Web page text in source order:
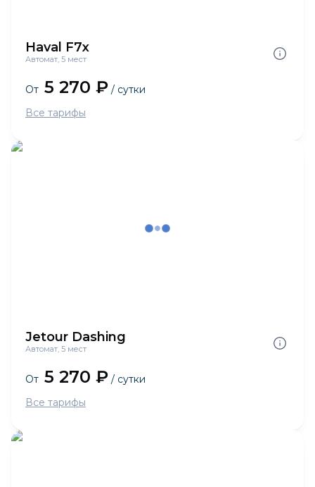
Haval F7x
Автомат, 5 мест
От 5 270 ₽ / сутки
Все тарифы
Jetour Dashing
Автомат, 5 мест
От 5 270 ₽ / сутки
Все тарифы